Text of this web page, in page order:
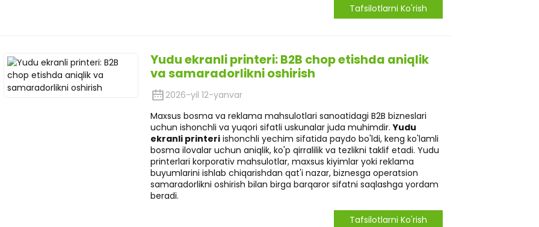
Tafsilotlarni Ko'rish
Yudu ekranli printeri: B2B chop etishda aniqlik
va samaradorlikni oshirish
2026-yil 12-yanvar
Maxsus bosma va reklama mahsulotlari sanoatidagi B2B bizneslari
uchun ishonchli va yuqori sifatli uskunalar juda muhimdir.Yudu
ekranli printeri ishonchli yechim sifatida paydo bo'ldi, keng ko'lamli
bosma ilovalar uchun aniqlik, ko'p qirralilik va tezlikni taklif etadi. Yudu
printerlari korporativ mahsulotlar, maxsus kiyimlar yoki reklama
buyumlarini ishlab chiqarishdan qat'i nazar, biznesga operatsion
samaradorlikni oshirish bilan birga barqaror sifatni saqlashga yordam
beradi.
Tafsilotlarni Ko'rish